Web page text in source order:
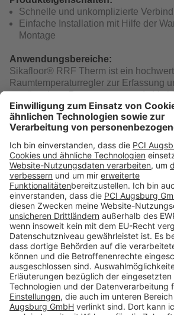
Schnelle und unkomplizierte
Einfache Installation mit Hilfe der
Montage
Anwendungsbereiche:
Sikafloor® RRF Therm ist ein
Raumtemperaturregler zur Erfassung
gewünschten Raumtemperatur. In
Klemmleiste in Sikafloor VS Therm.
gewünschten Raumtemperatur und die
über den Drehknopf mit Dreh-Drück-
Download
Folge uns
Produkte
Toolbox
Über THOMSIT